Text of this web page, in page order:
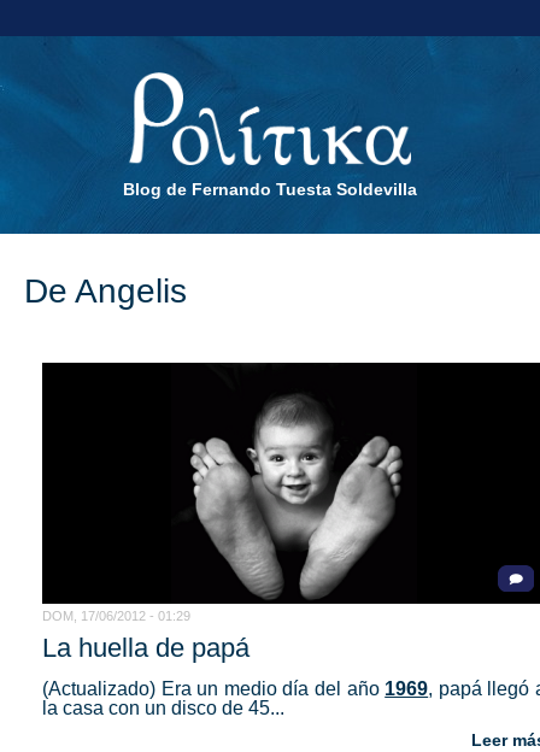
Blog de Fernando Tuesta Soldevilla
De Angelis
DOM, 17/06/2012 - 01:29
La huella de papá
(Actualizado) Era un medio día del año 1969, papá llegó
la casa con un disco de 45...
Leer